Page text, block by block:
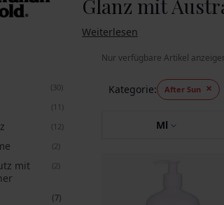
Glanz mit
Weiterlesen
30Artikel
11 Artikel
12Artikel
2Artikel
mit
2Artikel
7Artikel
Nur verfügbare Artikel
Kategorie After Sun
Ml